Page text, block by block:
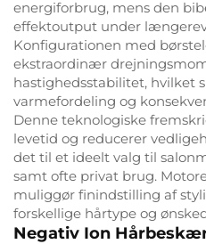
energiforbrug, mens den
effektoutput under
Konfigurationen med
ekstraordinær
hastighedsstabilitet, hvilket
varmefordeling og
Denne teknologiske
levetid og reducerer
det til et ideelt valg til
samt ofte privat brug.
muliggør finindstilling af
forskellige hårtype og
Negativ Ion